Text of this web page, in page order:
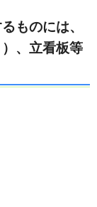
ものには、
、立看板等